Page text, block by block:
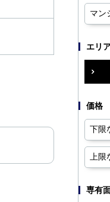
エリ
価格
専有